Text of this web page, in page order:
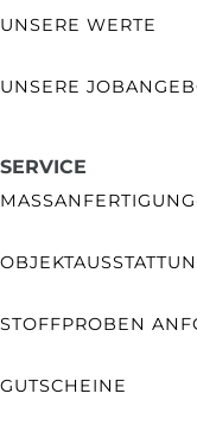
UNSERE WERTE
UNSERE
SERVICE
STOFFPROBEN
GUTSCHEINE